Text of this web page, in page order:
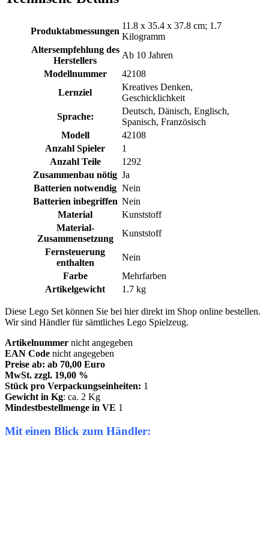
Produktabmessungen
‎11.8 x 35.4 x 37.8 cm; 1.7
Kilogramm
Altersempfehlung des
Herstellers
‎Ab 10 Jahren
Modellnummer
‎42108
Lernziel
‎Kreatives Denken,
Geschicklichkeit
Sprache:
‎Deutsch, Dänisch, Englisch,
Spanisch, Französisch
Modell
‎42108
Anzahl Spieler
‎1
Anzahl Teile
‎1292
Zusammenbau nötig ‎Ja
Batterien notwendig ‎Nein
Batterien inbegriffen ‎Nein
Material
‎Kunststoff
Material-
Zusammensetzung
‎Kunststoff
Fernsteuerung
enthalten
‎Nein
Farbe
‎Mehrfarben
Artikelgewicht
‎1.7 kg
Diese Lego Set können Sie bei hier direkt im Shop online bestellen.
Wir sind Händler für sämtliches Lego Spielzeug.
Artikelnummer nicht angegeben
EAN Code nicht angegeben
Preise ab: ab 70,00 Euro
MwSt. zzgl. 19,00 %
Stück pro Verpackungseinheiten: 1
Gewicht in Kg: ca. 2 Kg
Mindestbestellmenge in VE 1
Mit einen Blick zum Händler: